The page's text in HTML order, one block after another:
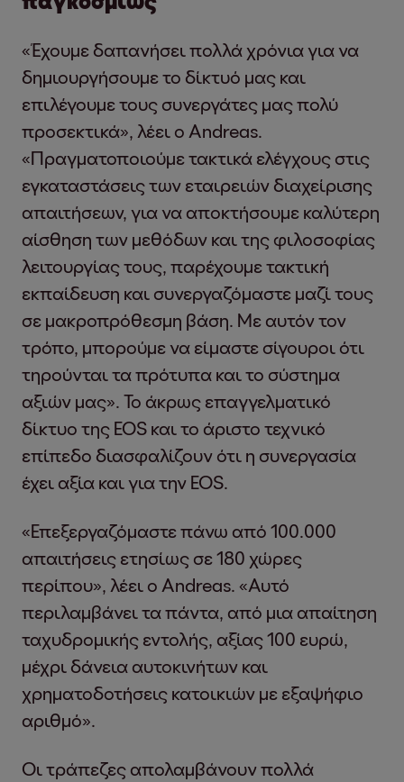
«Έχουμε δαπανήσει πολλά χρόνια για να
δημιουργήσουμε το δίκτυό μας και
επιλέγουμε τους συνεργάτες μας πολύ
προσεκτικά», λέει ο Andreas.
«Πραγματοποιούμε τακτικά ελέγχους στις
εγκαταστάσεις των εταιρειών διαχείρισης
απαιτήσεων, για να αποκτήσουμε καλύτερη
αίσθηση των μεθόδων και της φιλοσοφίας
λειτουργίας τους, παρέχουμε τακτική
εκπαίδευση και συνεργαζόμαστε μαζί τους
σε μακροπρόθεσμη βάση. Με αυτόν τον
τρόπο, μπορούμε να είμαστε σίγουροι ότι
τηρούνται τα πρότυπα και το σύστημα
αξιών μας». Το άκρως επαγγελματικό
δίκτυο της EOS και το άριστο τεχνικό
επίπεδο διασφαλίζουν ότι η συνεργασία
έχει αξία και για την EOS.
«Επεξεργαζόμαστε πάνω από 100.000
απαιτήσεις ετησίως σε 180 χώρες
περίπου», λέει ο Andreas. «Αυτό
περιλαμβάνει τα πάντα, από μια απαίτηση
ταχυδρομικής εντολής, αξίας 100 ευρώ,
μέχρι δάνεια αυτοκινήτων και
χρηματοδοτήσεις κατοικιών με εξαψήφιο
αριθμό».
Οι τράπεζες απολαμβάνουν πολλά